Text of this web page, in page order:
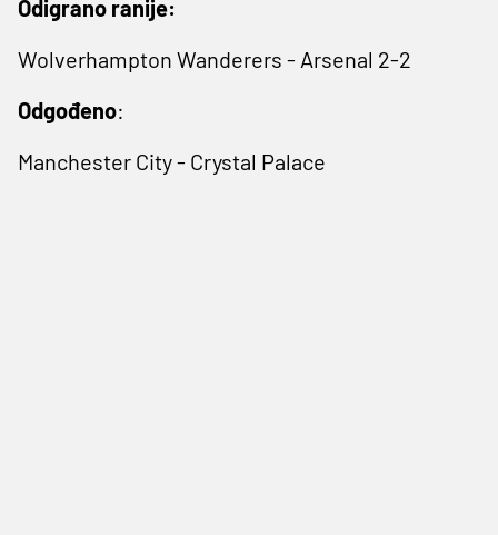
Odigrano ranije:
Wolverhampton Wanderers - Arsenal 2-2
Odgođeno:
Manchester City - Crystal Palace